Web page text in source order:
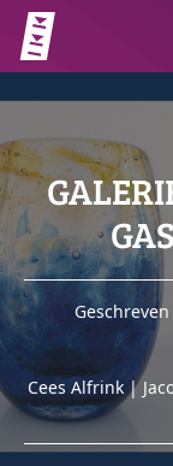
naar
de
inhoud
Cees Alfrink|